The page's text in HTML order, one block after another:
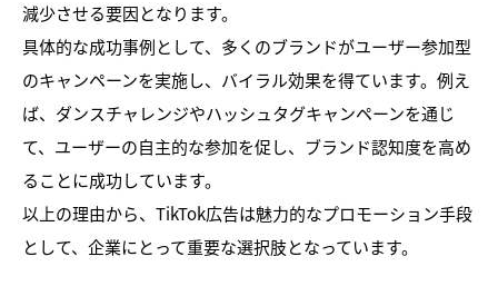
減少させる要因となります。
具体的な成功事例として、多くのブランドがユーザー参加型
のキャンペーンを実施し、バイラル効果を得ています。例え
ば、ダンスチャレンジやハッシュタグキャンペーンを通じ
て、ユーザーの自主的な参加を促し、ブランド認知度を高め
ることに成功しています。
以上の理由から、TikTok広告は魅力的なプロモーション手段
として、企業にとって重要な選択肢となっています。